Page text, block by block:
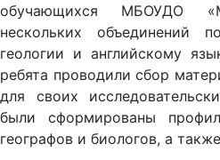
обучающихся МБОУДО
нескольких объединений
геологии и английскому
ребята проводили сбор
для своих
были сформированы
географов и биологов, а